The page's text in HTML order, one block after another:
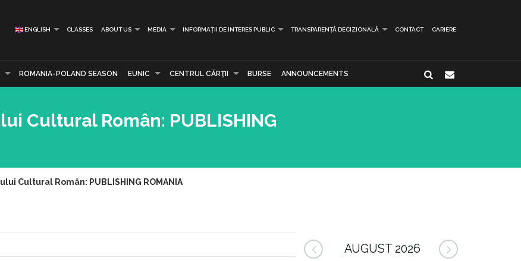
ENGLISH CLASSES ABOUT US MEDIA INFORMAȚII DE INTERES PUBLIC TRANSPARENȚĂ DECIZIONALĂ CONTACT CARIERE
ROMANIA-POLAND SEASON EUNIC CENTRUL CĂRŢII BURSE ANNOUNCEMENTS
Cultural Român: PUBLISHING
Cultural Român: PUBLISHING ROMANIA
AUGUST 2026